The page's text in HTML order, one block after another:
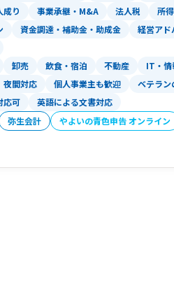
成り 事業承継・M&A 法人税 所
資金調達・補助金・助成金 経営アド
卸売 飲食・宿泊 不動産 IT・情
夜間対応 個人事業主も歓迎 ベテラン
応可 英語による文書対応
弥生会計 やよいの青色申告 オンライン